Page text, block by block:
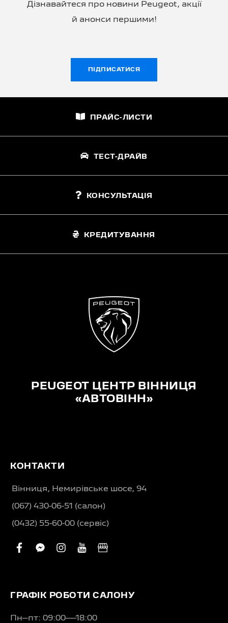
Дізнавайтеся про новини Peugeot, акції
й анонси першими!
ПІДПИСАТИСЯ
ПРАЙС-ЛИСТИ
ТЕСТ-ДРАЙВ
КОНСУЛЬТАЦІЯ
КРЕДИТУВАННЯ
PEUGEOT ЦЕНТР ВІННИЦЯ
«АВТОВІНН»
КОНТАКТИ
Вінниця, Немирівське шосе, 94
(067) 430-06-51 (салон)
(0432) 55-60-00 (сервіс)
facebook
facebook-
instagram
youtube
business
ГРАФІК РОБОТИ САЛОНУ
Пн–пт: 09:00—18:00